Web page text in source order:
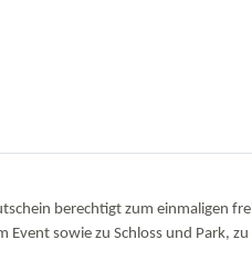
berechtigt zum einmaligen
sowie zu Schloss und Park,